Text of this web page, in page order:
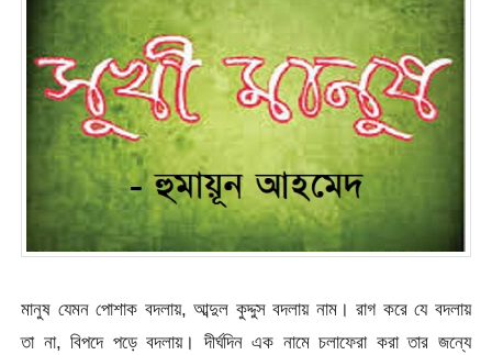
মানুষ যেমন পোশাক বদলায়, আব্দুল কুদ্দুস বদলায় নাম। রাগ করে যে বদলায়
তা না, বিপদে পড়ে বদলায়। দীর্ঘদিন এক নামে চলাফেরা করা তার জন্যে